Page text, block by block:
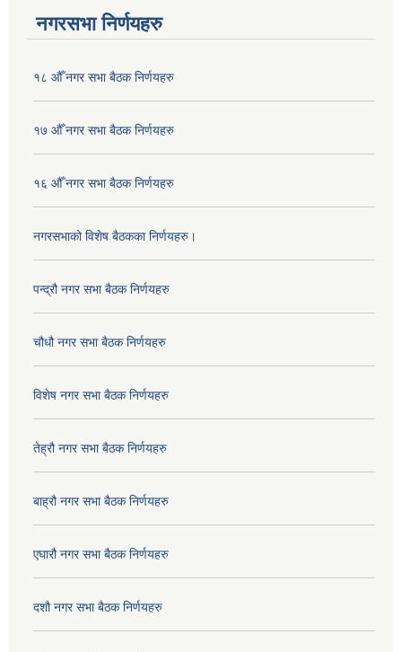
नगरसभा निर्णयहरु
१८ औँ नगर सभा बैठक निर्णयहरु
१७ औँ नगर सभा बैठक निर्णयहरु
१६ औँ नगर सभा बैठक निर्णयहरु
नगरसभाको विशेष बैठकका निर्णयहरु।
पन्द्रौ नगर सभा बैठक निर्णयहरु
चौधौ नगर सभा बैठक निर्णयहरु
विशेष नगर सभा बैठक निर्णयहरु
तेह्रौ नगर सभा बैठक निर्णयहरु
बाह्रौ नगर सभा बैठक निर्णयहरु
एघारौ नगर सभा बैठक निर्णयहरु
दशौ नगर सभा बैठक निर्णयहरु